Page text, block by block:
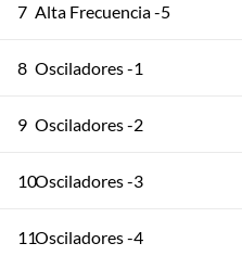
7 Alta Frecuencia -5
8 Osciladores -1
9 Osciladores -2
10Osciladores -3
11Osciladores -4